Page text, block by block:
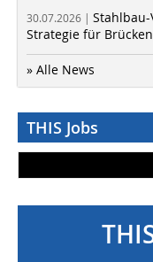
30.07.2026 |
Strategie für
» Alle News
THIS Jobs